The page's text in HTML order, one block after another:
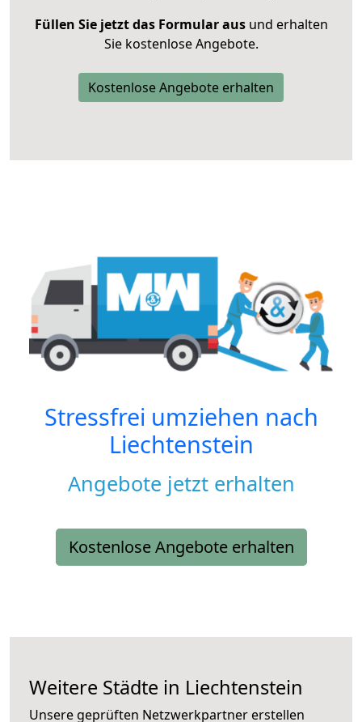
Füllen Sie jetzt das Formular ausund erhalten
Sie kostenlose Angebote.
Kostenlose Angebote erhalten
Stressfrei umziehen nach
Liechtenstein
Angebote jetzt erhalten
Kostenlose Angebote erhalten
Weitere Städte in Liechtenstein
Unsere geprüften Netzwerkpartner erstellen